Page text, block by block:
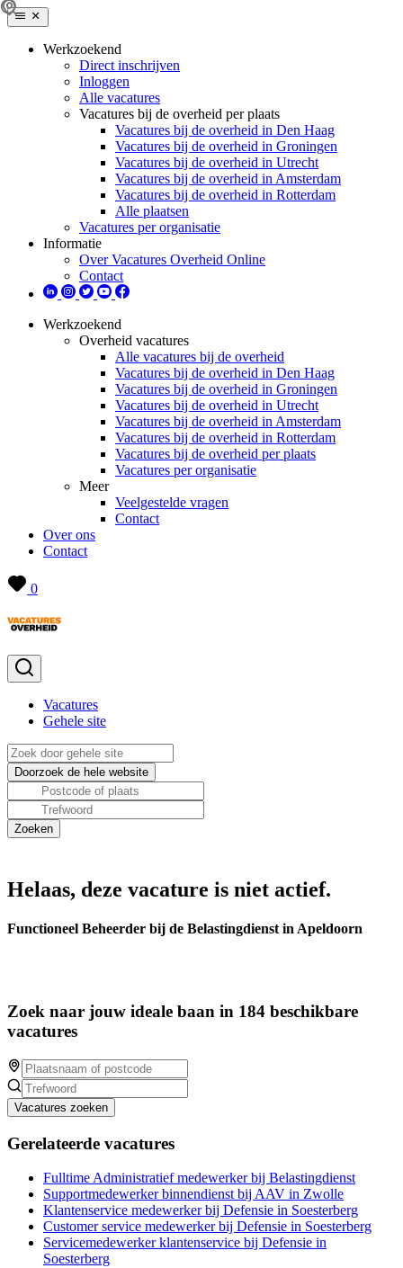
Werkzoekend
Direct inschrijven
Inloggen
Alle vacatures
Vacatures bij de overheid per plaats
Vacatures bij de overheid in Den Haag
Vacatures bij de overheid in Groningen
Vacatures bij de overheid in Utrecht
Vacatures bij de overheid in Amsterdam
Vacatures bij de overheid in Rotterdam
Alle plaatsen
Vacatures per organisatie
Informatie
Over Vacatures Overheid Online
Contact
Werkzoekend
Overheid vacatures
Alle vacatures bij de overheid
Vacatures bij de overheid in Den Haag
Vacatures bij de overheid in Groningen
Vacatures bij de overheid in Utrecht
Vacatures bij de overheid in Amsterdam
Vacatures bij de overheid in Rotterdam
Vacatures bij de overheid per plaats
Vacatures per organisatie
Meer
Veelgestelde vragen
Contact
Over ons
Contact
0
Vacatures
Gehele site
Helaas, deze vacature is niet actief.
Functioneel Beheerder bij de Belastingdienst in Apeldoorn
Zoek naar jouw ideale baan in 184 beschikbare
vacatures
Vacatures zoeken
Gerelateerde vacatures
Fulltime Administratief medewerker bij Belastingdienst
Supportmedewerker binnendienst bij AAV in Zwolle
Klantenservice medewerker bij Defensie in Soesterberg
Customer service medewerker bij Defensie in Soesterberg
Servicemedewerker klantenservice bij Defensie in
Soesterberg